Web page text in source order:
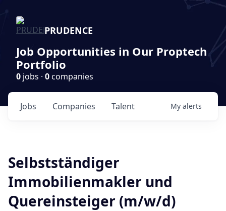
PRUDENCE
Job Opportunities in Our Proptech
Portfolio
0 jobs · 0companies
Jobs Companies Talent My alerts
Selbstständiger
Immobilienmakler und
Quereinsteiger (m/w/d)